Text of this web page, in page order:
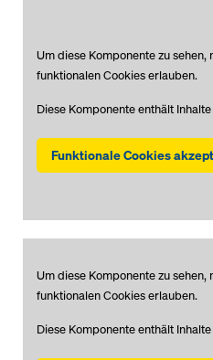
Um diese Komponente zu sehen,
funktionalen Cookies erlauben.
Diese Komponente enthält
Funktionale Cookies
Um diese Komponente zu sehen,
funktionalen Cookies erlauben.
Diese Komponente enthält